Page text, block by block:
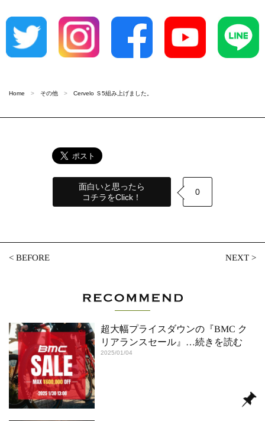
Home その他 Cervelo Ｓ5組み上げました。
面白いと思ったら
コチラをClick！
0
<BEFORE NEXT>
超大幅プライスダウンの『BMC ク
リアランスセール』 …続きを読む
2025/01/04